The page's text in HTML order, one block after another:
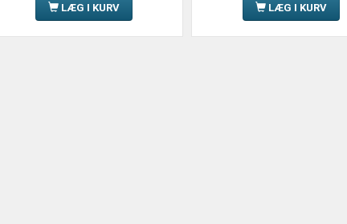
LÆG I KURV LÆG I KURV